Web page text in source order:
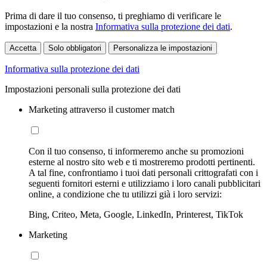
Prima di dare il tuo consenso, ti preghiamo di verificare le
impostazioni e la nostra Informativa sulla protezione dei dati.
Accetta Solo obbligatori Personalizza le impostazioni
Informativa sulla protezione dei dati
Impostazioni personali sulla protezione dei dati
Marketing attraverso il customer match
Con il tuo consenso, ti informeremo anche su promozioni
esterne al nostro sito web e ti mostreremo prodotti pertinenti.
A tal fine, confrontiamo i tuoi dati personali crittografati con i
seguenti fornitori esterni e utilizziamo i loro canali pubblicitari
online, a condizione che tu utilizzi già i loro servizi:
Bing, Criteo, Meta, Google, LinkedIn, Printerest, TikTok
Marketing